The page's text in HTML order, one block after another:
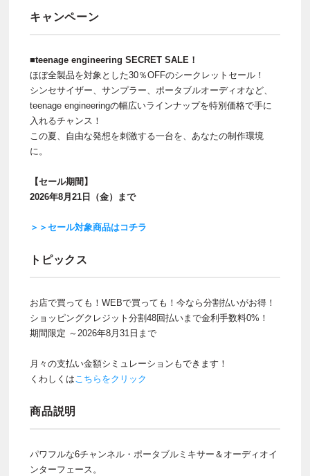
キャンペーン
■teenage engineering SECRET SALE！
ほぼ全製品を対象とした30％OFFのシークレットセール！
シンセサイザー、サンプラー、ポータブルオーディオなど、
teenage engineeringの幅広いラインナップを特別価格で手に
入れるチャンス！
この夏、自由な発想を刺激する一台を、あなたの制作環境
に。
【セール期間】
2026年8月21日（金）まで
＞＞セール対象商品はコチラ
トピックス
お店で買っても！WEBで買っても！今なら分割払いがお得！
ショッピングクレジット分割48回払いまで金利手数料0%！
期間限定 ～2026年8月31日まで
月々の支払い金額シミュレーションもできます！
くわしくはこちらをクリック
商品説明
パワフルな6チャンネル・ポータブルミキサー＆オーディオイ
ンターフェース。